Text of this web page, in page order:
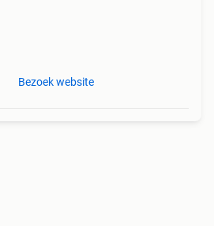
Bezoek website